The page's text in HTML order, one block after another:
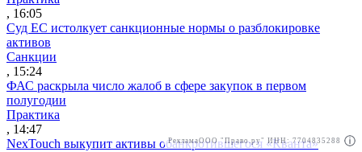
РекламаООО "Право.ру" ИНН: 7704835288
, 16:05
Суд ЕС истолкует санкционные нормы о разблокировке
активов
Санкции
, 15:24
ФАС раскрыла число жалоб в сфере закупок в первом
полугодии
Практика
, 14:47
NexTouch выкупит активы обанкротившегося «Кванта»